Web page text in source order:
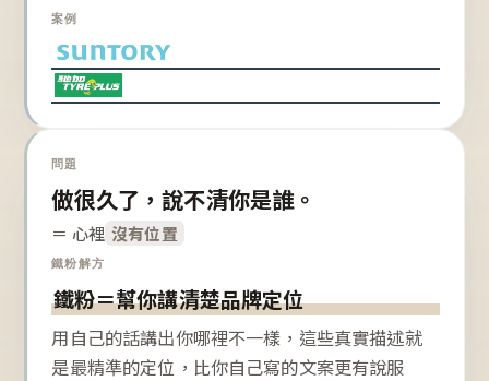
案例
問題
做很久了，說不清你是誰。
＝ 心裡 沒有位置
鐵粉解方
鐵粉＝幫你講清楚品牌定位
用自己的話講出你哪裡不一樣，這些真實描述就
是最精準的定位，比你自己寫的文案更有說服